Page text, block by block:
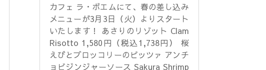
カフェ ラ・ボエムにて、春の差し込み
メニューが3月3日（火）よりスタート
いたします！ あさりのリゾット Clam
Risotto 1,580円（税込1,738円） 桜
えびとブロッコリーのピッツァ アンチ
ョビジンジャーソース Sakura Shrimp